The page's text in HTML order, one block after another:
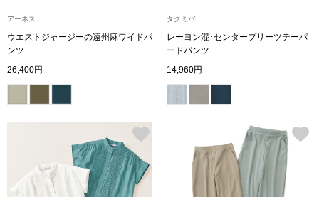
ヘンリーコッ
【特集】
【特集】
アーネス
ウエストジャージーの遠州麻ワイドパ
ンツ
26,400円
タクミバ
レーヨン混･センタープリーツテーパ
ードパンツ
14,960円